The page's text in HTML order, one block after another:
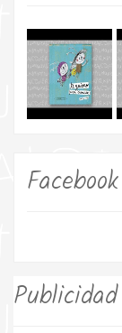
Facebook
Publicidad